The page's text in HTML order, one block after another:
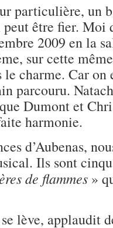
particulière, un
être fier. Moi
2009 en la
sur cette
le charme. Car on
parcouru.
Dumont et
harmonie.
d’Aubenas,
Ils sont
de flammes »
lève, applaudit